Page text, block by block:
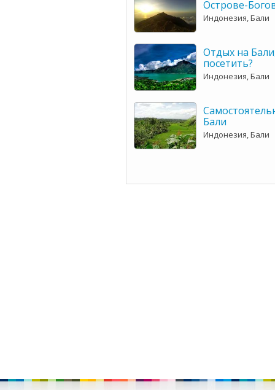
Острове-
Индонезия, Бали
Отдых на
посетить?
Индонезия, Бали
Бали
Индонезия, Бали